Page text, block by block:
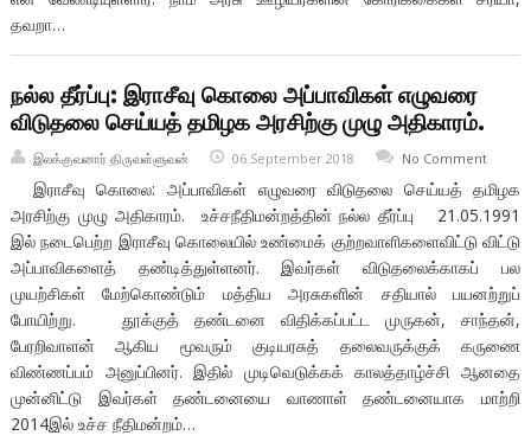
தவறா…
நல்ல தீர்ப்பு: இராசீவு கொலை அப்பாவிகள் எழுவரை
விடுதலை செய்யத் தமிழக அரசிற்கு முழு அதிகாரம்.
இலக்குவனார் திருவள்ளுவன் 06 September 2018 No Comment
இராசீவு கொலை: அப்பாவிகள் எழுவரை விடுதலை செய்யத் தமிழக
அரசிற்கு முழு அதிகாரம். உச்சநீதிமன்றத்தின் நல்ல தீர்ப்பு 21.05.1991
இல் நடைபெற்ற இராசீவு கொலையில் உண்மைக் குற்றவாளிகளைவிட்டு விட்டு
அப்பாவிகளைத் தண்டித்துள்ளனர். இவர்கள் விடுதலைக்காகப் பல
முயற்சிகள் மேற்கொண்டும் மத்திய அரசுகளின் சதியால் பயனற்றுப்
போயிற்று. தூக்குத் தண்டனை விதிக்கப்பட்ட முருகன், சாந்தன்,
பேரறிவாளன் ஆகிய மூவரும் குடியரசுத் தலைவருக்குக் கருணை
விண்ணப்பம் அனுப்பினர். இதில் முடிவெடுக்கக் காலத்தாழ்ச்சி ஆனதை
முன்னிட்டு இவர்கள் தண்டனையை வாணாள் தண்டனையாக மாற்றி
2014இல் உச்ச நீதிமன்றம்…